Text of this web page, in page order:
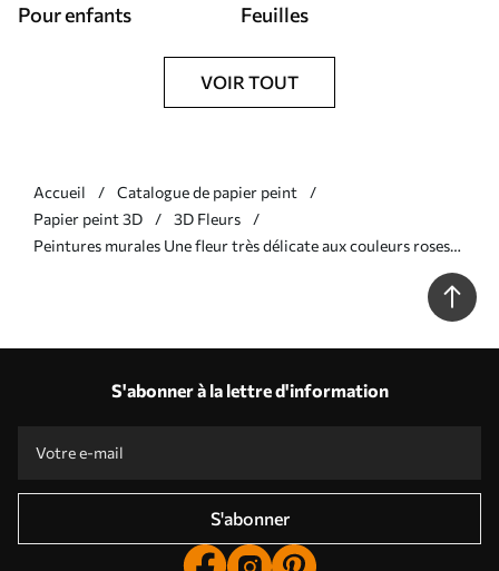
Pour enfants Feuilles
VOIR TOUT
Accueil
Catalogue de papier peint
Papier peint 3D
3D Fleurs
Peintures murales Une fleur très délicate aux couleurs roses
S'abonner à la lettre d'information
S'abonner